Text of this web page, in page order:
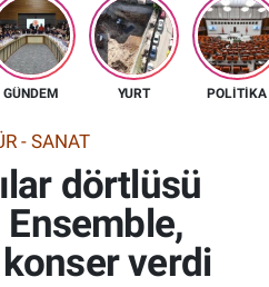
GÜNDEM YURT POLİTİKA
- SANAT
dörtlüsü
verdi